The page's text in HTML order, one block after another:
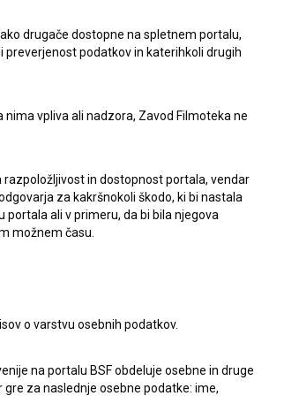
drugače dostopne na spletnem portalu,
podatkov in katerihkoli drugih
vpliva ali nadzora, Zavod Filmoteka ne
razpoložljivost in dostopnost portala, vendar
za kakršnokoli škodo, ki bi nastala
ali v primeru, da bi bila njegova
možnem času.
o varstvu osebnih podatkov.
na portalu BSF obdeluje osebne in druge
za naslednje osebne podatke: ime,